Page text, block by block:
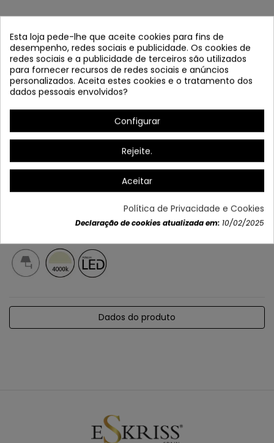
COD.47010 APLIQUE EXTERIOR LED 12W
MODELO TEXAS MARROM
Referência 47010
Em estoque
Exterior Applique LED 12W Modelo Texas Anthracite Cor
Dados do produto
Esta loja pede-lhe que aceite cookies para fins de
desempenho, redes sociais e publicidade. Os cookies de
redes sociais e a publicidade de terceiros são utilizados
para fornecer recursos de redes sociais e anúncios
personalizados. Aceita estes cookies e o tratamento dos
dados pessoais envolvidos?
Configurar
Rejeite.
Aceitar
Política de Privacidade e Cookies
Declaração de cookies atualizada em: 10/02/2025